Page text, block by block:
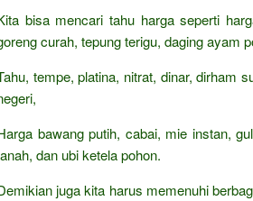
bisa mencari tahu harga seperti
curah, tepung terigu, daging ayam
tempe, platina, nitrat, dinar, dirham
bawang putih, cabai, mie instan,
dan ubi ketela pohon.
juga kita harus memenuhi